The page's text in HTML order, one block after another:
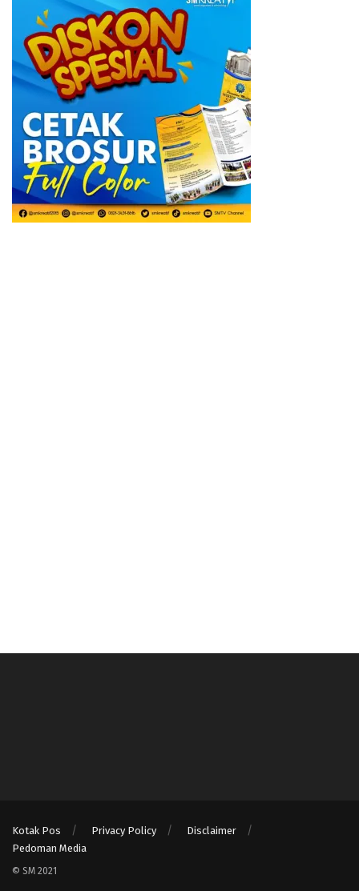
Kotak Pos Privacy Policy
Disclaimer
Pedoman Media
© SM 2021